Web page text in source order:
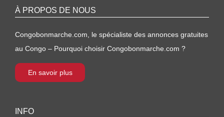
À PROPOS DE NOUS
Congobonmarche.com, le spécialiste des annonces gratuites
au Congo – Pourquoi choisir Congobonmarche.com ?
En savoir plus
INFO